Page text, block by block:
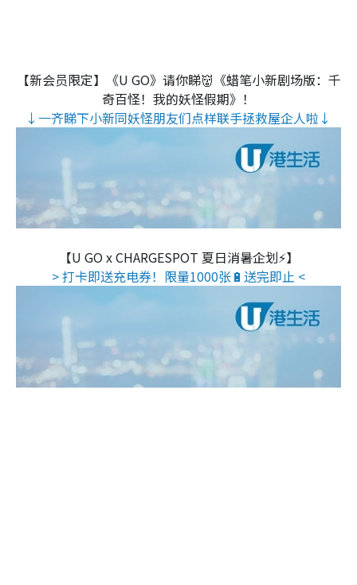
【新会员限定】《U GO》请你睇👹《蜡笔小新剧场版：千
奇百怪！我的妖怪假期》！
↓一齐睇下小新同妖怪朋友们点样联手拯救屋企人啦↓
【U GO x CHARGESPOT 夏日消暑企划⚡】
> 打卡即送充电券！限量1000张🔋送完即止 <